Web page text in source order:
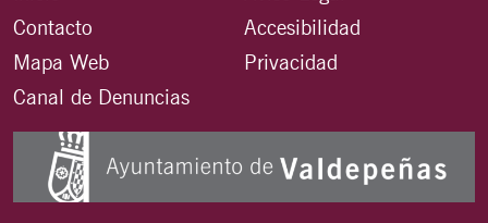
Contacto
Mapa Web
Canal de Denuncias
Accesibilidad
Privacidad